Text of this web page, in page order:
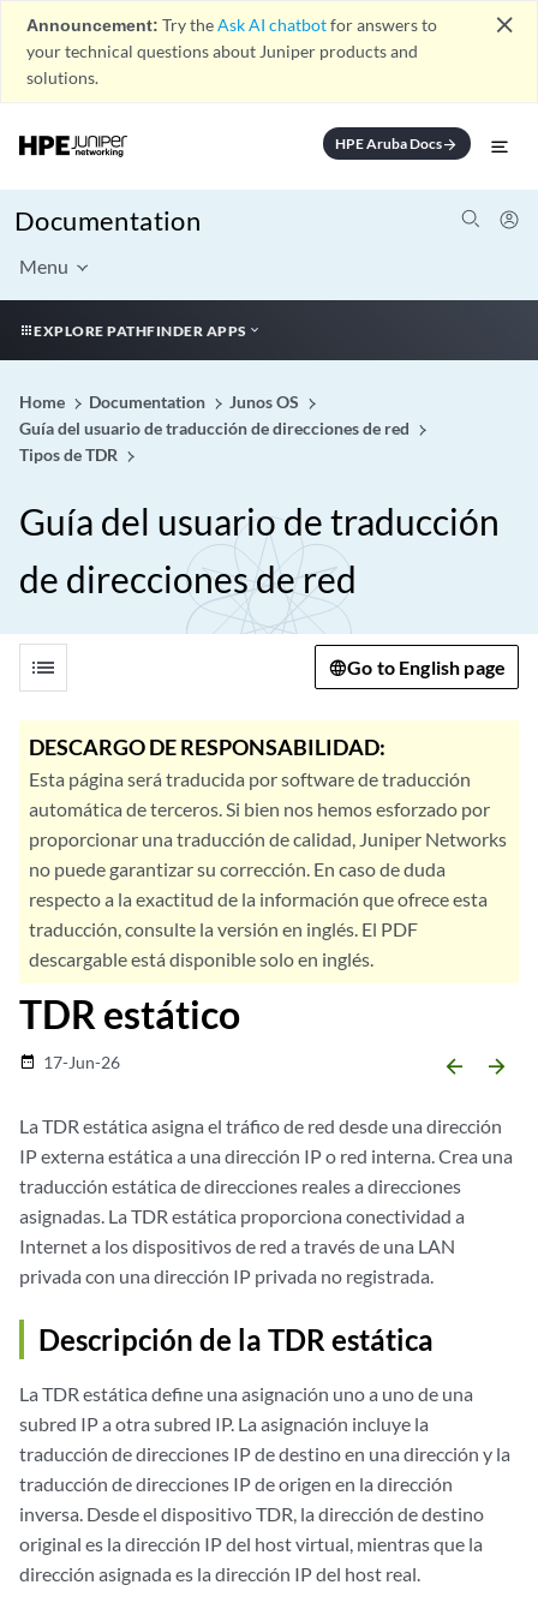
Announcement: Try theAsk AI chatbotfor answers to
your technical questions about Juniper products and
solutions.
close
HPE Aruba Docsarrow_forward
Documentation
Menu
EXPLORE PATHFINDER APPS
Home Documentation
Junos OS
Guía del usuario de traducción de direcciones de red
Tipos de TDR
Guía del usuario de traducción
de direcciones de red
list Go to English page
DESCARGO DE RESPONSABILIDAD:
Esta página será traducida por software de traducción
automática de terceros. Si bien nos hemos esforzado por
proporcionar una traducción de calidad, Juniper Networks
no puede garantizar su corrección. En caso de duda
respecto a la exactitud de la información que ofrece esta
traducción, consulte la versión en inglés. El PDF
descargable está disponible solo en inglés.
TDR estático
date_range 17-Jun-26 arrow_backward arrow_forward
La TDR estática asigna el tráfico de red desde una dirección
IP externa estática a una dirección IP o red interna. Crea una
traducción estática de direcciones reales a direcciones
asignadas. La TDR estática proporciona conectividad a
Internet a los dispositivos de red a través de una LAN
privada con una dirección IP privada no registrada.
Descripción de la TDR estática
La TDR estática define una asignación uno a uno de una
subred IP a otra subred IP. La asignación incluye la
traducción de direcciones IP de destino en una dirección y la
traducción de direcciones IP de origen en la dirección
inversa. Desde el dispositivo TDR, la dirección de destino
original es la dirección IP del host virtual, mientras que la
dirección asignada es la dirección IP del host real.